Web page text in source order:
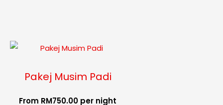
Pakej Musim Padi
From RM750.00 per night